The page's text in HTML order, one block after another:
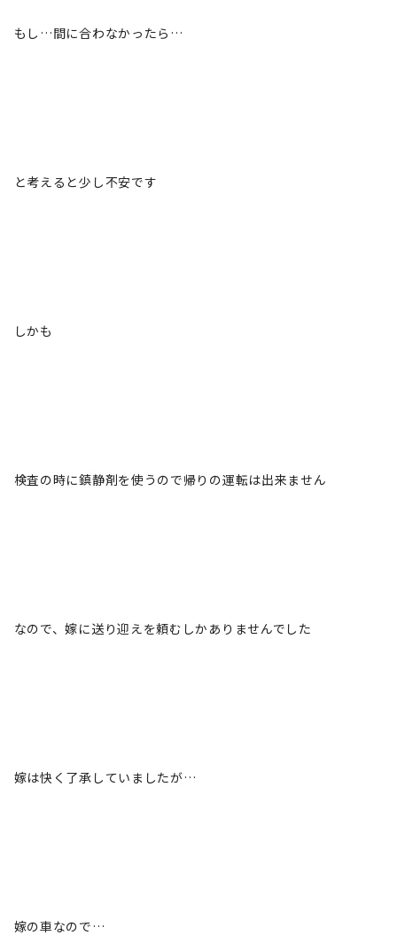
もし…間に合わなかったら…
と考えると少し不安です
しかも
検査の時に鎮静剤を使うので帰りの運転は出来ません
なので、嫁に送り迎えを頼むしかありませんでした
嫁は快く了承していましたが…
嫁の車なので…